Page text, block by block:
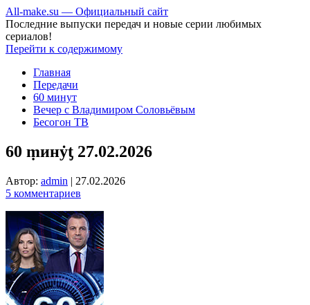
All-make.su — Официальный сайт
Последние выпуски передач и новые серии любимых
сериалов!
Перейти к содержимому
Главная
Передачи
60 минут
Вечер с Владимиром Соловьёвым
Бесогон ТВ
60 ṃинẏƫ 27.02.2026
Автор: admin | 27.02.2026
5 комментариев